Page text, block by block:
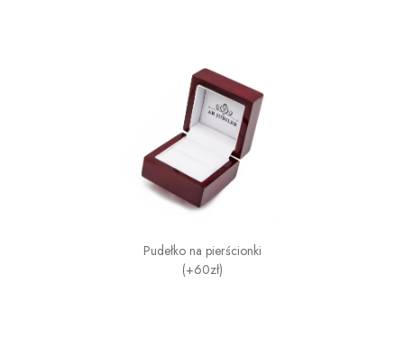
Pudełko na pierścionki
(+60zł)